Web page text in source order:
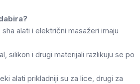
sha alati i električni masažeri imaju
silikon i drugi materijali razlikuju se po
alati prikladniji su za lice, drugi za